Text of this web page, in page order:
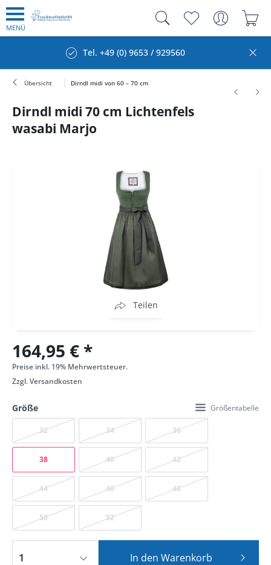
MENÜ
Tel. +49 (0) 9653 / 929560
Übersicht Dirndl midi von 60 – 70 cm
Dirndl midi 70 cm Lichtenfels
wasabi Marjo
Teilen
164,95 € *
Preise inkl. 19% Mehrwertsteuer.
Zzgl.Versandkosten
Größe Größentabelle
32 34 36
38 40 42
44 46 48
50 52
In den Warenkorb